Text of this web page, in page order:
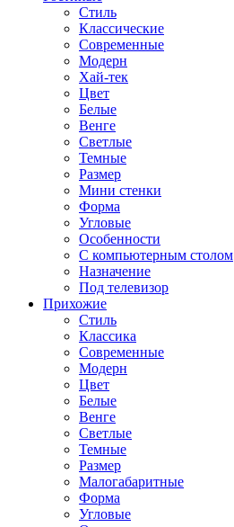
Стиль
Классические
Современные
Модерн
Хай-тек
Цвет
Белые
Венге
Светлые
Темные
Размер
Мини стенки
Форма
Угловые
Особенности
С компьютерным столом
Назначение
Под телевизор
Прихожие
Стиль
Классика
Современные
Модерн
Цвет
Белые
Венге
Светлые
Темные
Размер
Малогабаритные
Форма
Угловые